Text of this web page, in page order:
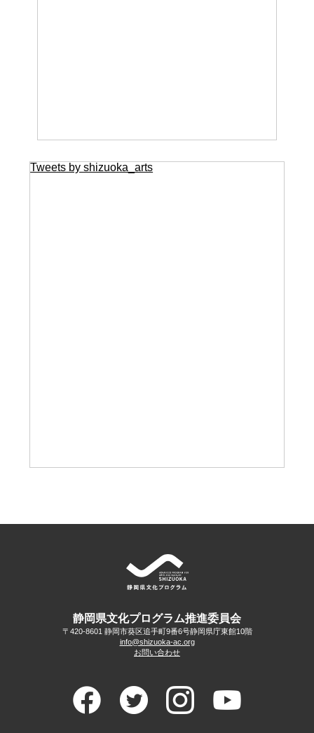
Tweets by shizuoka_arts
静岡県文化プログラム推進委員会
〒420-8601 静岡市葵区追手町9番6号静岡県庁東館10階
info@shizuoka-ac.org
お問い合わせ